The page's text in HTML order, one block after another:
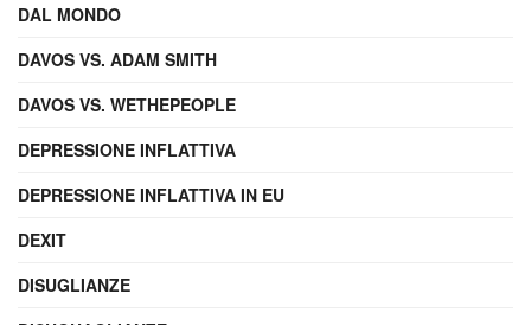
DAL MONDO
DAVOS VS. ADAM SMITH
DAVOS VS. WETHEPEOPLE
DEPRESSIONE INFLATTIVA
DEPRESSIONE INFLATTIVA IN EU
DEXIT
DISUGLIANZE